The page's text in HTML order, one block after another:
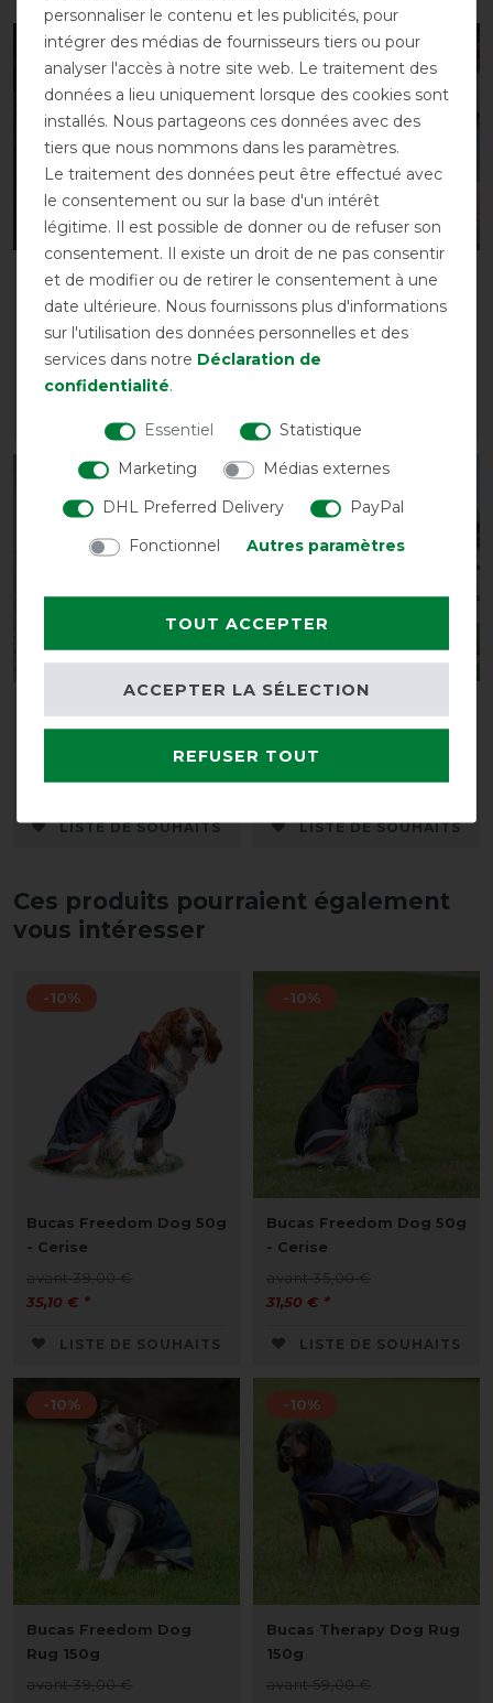
-10%
Bucas Show-Line Saddle
Pad - Jump
avant 69,00 €
62,10 € *
LISTE DE SOUHAITS
-10%
Chemise séchante de
compétition Bucas
Show-Line
avant 115,00 €
LISTE DE SOUHAITS
-10%
LISTE DE SOUHAITS
600g
avant 165,00 €
148,50 € *
LISTE DE SOUHAITS
Ces produits pourraient également
vous intéresser
-10%
Bucas Freedom Dog 50g
- Cerise
avant 39,00 €
35,10 € *
LISTE DE SOUHAITS
-10%
Bucas Freedom Dog 50g
- Cerise
avant 35,00 €
31,50 € *
LISTE DE SOUHAITS
-10%
Bucas Freedom Dog
Rug 150g
avant 39,00 €
-10%
Bucas Therapy Dog Rug
150g
avant 59,00 €
personnaliser le contenu et les publicités, pour
intégrer des médias de fournisseurs tiers ou pour
analyser l'accès à notre site web. Le traitement des
données a lieu uniquement lorsque des cookies sont
installés. Nous partageons ces données avec des
tiers que nous nommons dans les paramètres.
Le traitement des données peut être effectué avec
le consentement ou sur la base d'un intérêt
légitime. Il est possible de donner ou de refuser son
consentement. Il existe un droit de ne pas consentir
et de modifier ou de retirer le consentement à une
date ultérieure. Nous fournissons plus d'informations
sur l'utilisation des données personnelles et des
services dans notre Déclaration de
confidentialité.
Essentiel
Statistique
Marketing
Médias externes
DHL Preferred Delivery
PayPal
Fonctionnel
Autres paramètres
TOUT ACCEPTER
REFUSER TOUT
ACCEPTER LA SÉLECTION